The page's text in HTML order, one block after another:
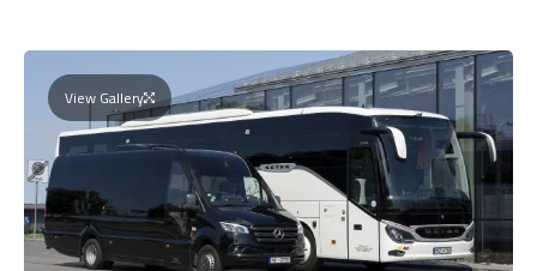
View Gallery